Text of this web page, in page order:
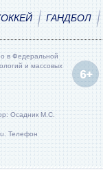
ГАНДБОЛ
в Федеральной
и массовых
Осадник М.С.
Телефон